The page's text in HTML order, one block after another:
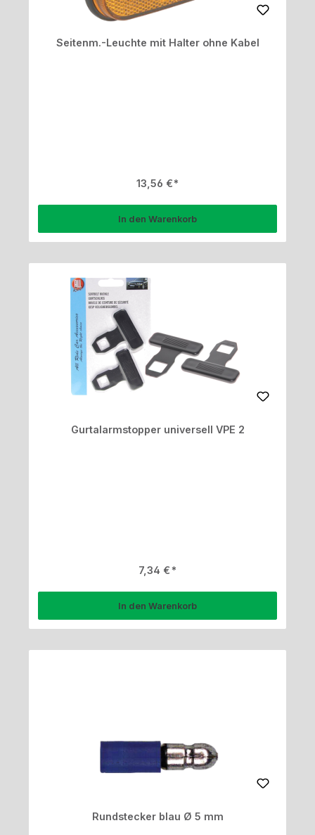
Seitenm.-Leuchte mit Halter ohne Kabel
Regulärer Preis:
13,56 €
In den Warenkorb
Gurtalarmstopper universell VPE 2
Regulärer Preis:
7,34 €
In den Warenkorb
Rundstecker blau Ø 5 mm